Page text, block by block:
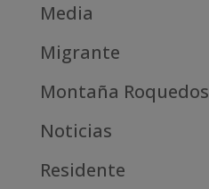
Media
Migrante
Montaña Roquedos
Noticias
Residente